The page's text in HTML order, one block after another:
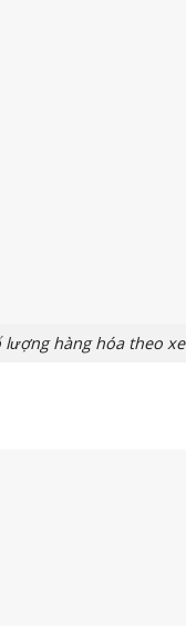
hàng hóa theo xe